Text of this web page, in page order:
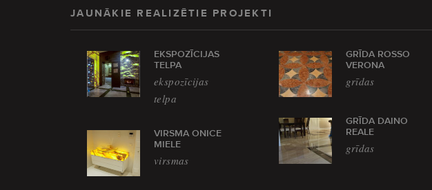
JAUNĀKIE REALIZĒTIE PROJEKTI
EKSPOZĪCIJAS
TELPA
ekspozīcijas
telpa
VIRSMA ONICE
MIELE
virsmas
GRĪDA ROSSO
VERONA
grīdas
GRĪDA DAINO
REALE
grīdas